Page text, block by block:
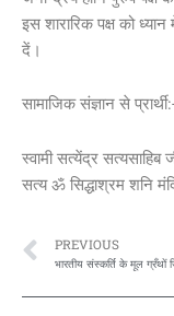
इस शारारिक पक्ष को
दें।
सामाजिक संज्ञान से
स्वामी सत्येंद्र सत्यसाहिब
सत्य ॐ सिद्धाश्रम शनि
Prev
PREVIOUS